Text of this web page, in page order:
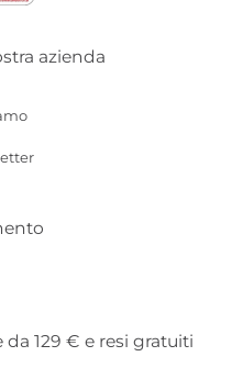
azienda
129 € e resi gratuiti